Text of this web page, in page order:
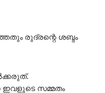
രുദ്രന്റെ ശബ്ദം
ഇവളുടെ സമ്മതം